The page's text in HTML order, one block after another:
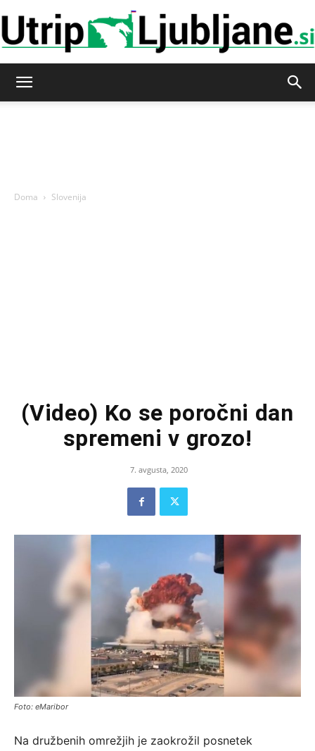
Doma Slovenija
(Video) Ko se poročni dan
spremeni v grozo!
7. avgusta, 2020
Foto: eMaribor
Na družbenih omrežjih je zaokrožil posnetek